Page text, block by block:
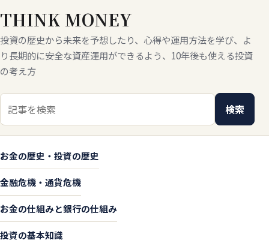
THINK MONEY
投資の歴史から未来を予想したり、心得や運用方法を学び、よ
り長期的に安全な資産運用ができるよう、10年後も使える投資
の考え方
検索キーワード
検索
お金の歴史・投資の歴史
金融危機・通貨危機
お金の仕組みと銀行の仕組み
投資の基本知識